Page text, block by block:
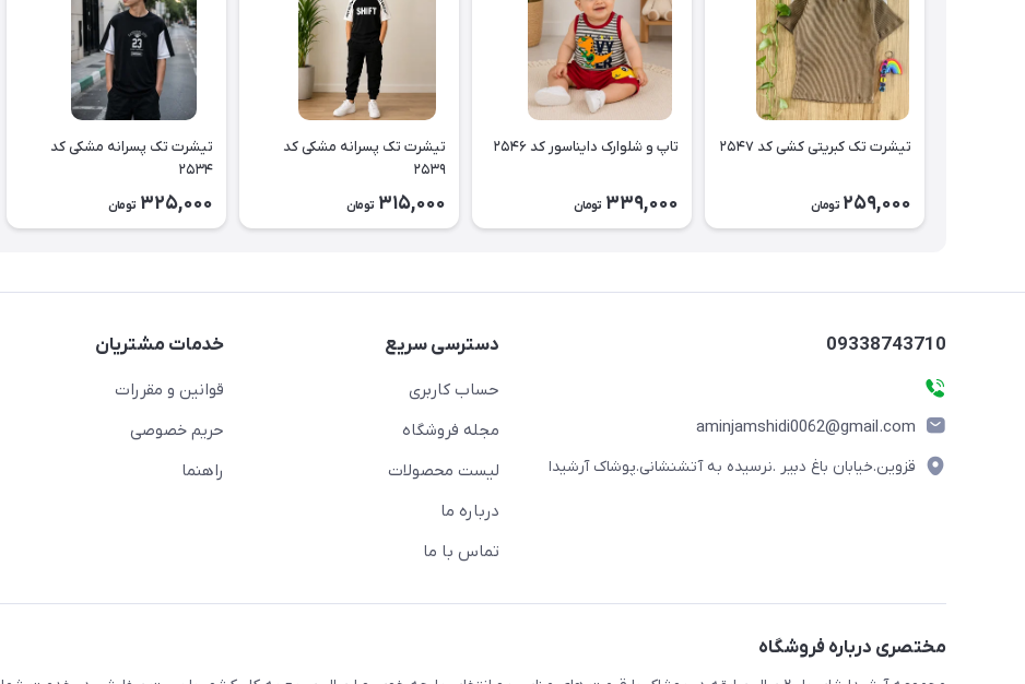
تیشرت تک کبریتی کشی کد ۲۵۴۷
259,000 تومان
تاپ و شلوارک دایناسور کد ۲۵۴۶
339,000 تومان
تیشرت تک پسرانه مشکی کد
۲۵۳۹
315,000 تومان
تیشرت تک پسرانه مشکی کد
۲۵۳۴
325,000 تومان
09338743710
aminjamshidi0062@gmail.com
قزوین.خیابان باغ دبیر .نرسیده به آتشنشانی.پوشاک آرشیدا
دسترسی سریع
حساب کاربری
مجله فروشگاه
لیست محصولات
درباره ما
تماس با ما
خدمات مشتریان
قوانین و مقررات
حریم خصوصی
راهنما
مختصری درباره فروشگاه